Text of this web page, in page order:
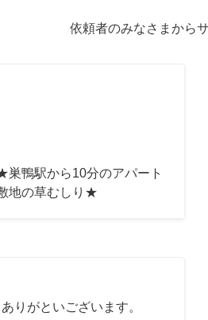
依頼者のみなさまから
巣鴨駅から10分のアパート
地の草むしり★
りがといございます。